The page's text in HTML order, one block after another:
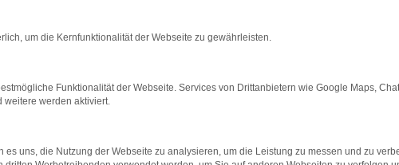
bestimmter Seiten verhindern. Funktioniert die Seite in einem
auf dem neuesten Stand sind.
um die Kernfunktionalität der Webseite zu gewährleisten.
Funktionalität der Webseite. Services von Drittanbietern wie Google Maps,
weitere werden aktiviert.
es uns, die Nutzung der Webseite zu analysieren, um die Leistung zu messen und zu